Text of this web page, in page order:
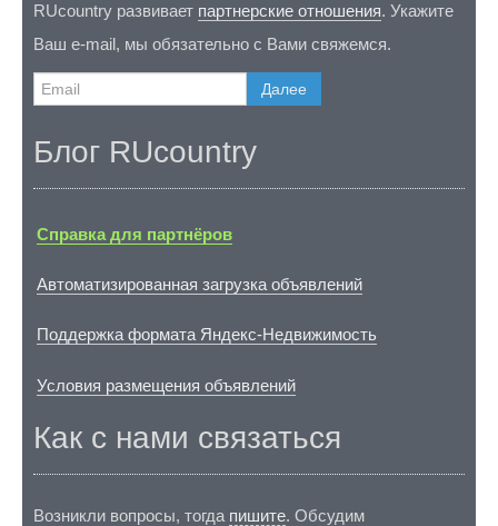
RUcountry развивает партнерские отношения. Укажите
Ваш e-mail, мы обязательно с Вами свяжемся.
Далее
Блог RUcountry
Справка для партнёров
Автоматизированная загрузка объявлений
Поддержка формата Яндекс-Недвижимость
Условия размещения объявлений
Как с нами связаться
Возникли вопросы, тогда пишите. Обсудим